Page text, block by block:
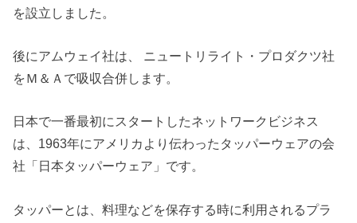
を設立しました。
後にアムウェイ社は、 ニュートリライト・プロダクツ社
をＭ＆Ａで吸収合併します。
日本で一番最初にスタートしたネットワークビジネス
は、1963年にアメリカより伝わったタッパーウェアの会
社「日本タッパーウェア」です。
タッパーとは、料理などを保存する時に利用されるプラ